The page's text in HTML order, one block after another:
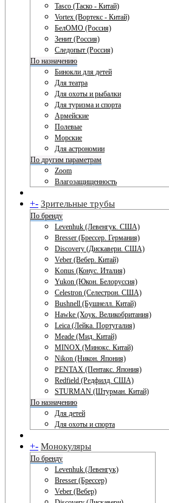
Tasco (Таско - Китай)
Vortex (Вортекс - Китай)
БелОМО (Россия)
Зенит (Россия)
Следопыт (Россия)
По назначению
Бинокли для детей
Для театра
Для охоты и рыбалки
Для туризма и спорта
Армейские
Полевые
Морские
Для астрономии
По другим параметрам
Zoom
Влагозащищенность
+- Зрительные трубы
По бренду
Levenhuk (Левенгук. США)
Bresser (Брессер. Германия)
Discovery (Дискавери. США)
Veber (Вебер. Китай)
Konus (Конус. Италия)
Yukon (Юкон. Белоруссия)
Celestron (Селестрон. США)
Bushnell (Бушнелл. Китай)
Hawke (Хоук. Великобритания)
Leica (Лейка. Португалия)
Meade (Мид. Китай)
MINOX (Минокс. Китай)
Nikon (Никон. Япония)
PENTAX (Пентакс. Япония)
Redfield (Редфилд. США)
STURMAN (Штурман. Китай)
По назначению
Для детей
Для охоты и спорта
+- Монокуляры
По бренду
Levenhuk (Левенгук)
Bresser (Брессер)
Veber (Вебер)